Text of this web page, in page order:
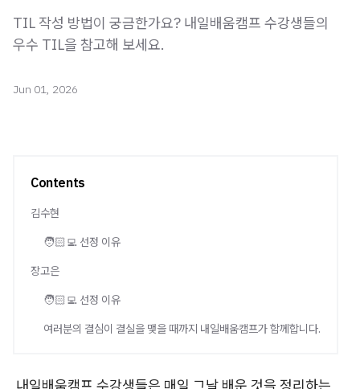
TIL 작성 방법이 궁금한가요? 내일배움캠프 수강생들의
우수 TIL을 참고해 보세요.
Jun 01, 2026
Contents
김수현
🧑🏻‍💻 선정 이유
장고은
🧑🏻‍💻 선정 이유
여러분의 결심이 결실을 맺을 때까지 내일배움캠프가 함께합니다.